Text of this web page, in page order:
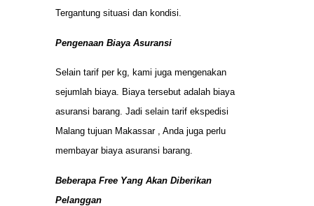
Tergantung situasi dan kondisi.
Pengenaan Biaya Asuransi
Selain tarif per kg, kami juga mengenakan
sejumlah biaya. Biaya tersebut adalah biaya
asuransi barang. Jadi selain tarif ekspedisi
Malang tujuan Makassar , Anda juga perlu
membayar biaya asuransi barang.
Beberapa Free Yang Akan Diberikan
Pelanggan